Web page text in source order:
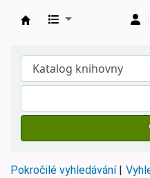
Pokročilé vyhledávání